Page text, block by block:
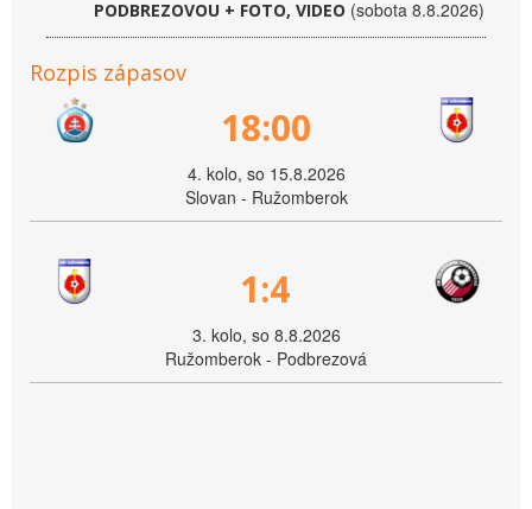
PODBREZOVOU + FOTO, VIDEO (sobota 8.8.2026)
Rozpis zápasov
18:00
4. kolo, so 15.8.2026
Slovan - Ružomberok
1:4
3. kolo, so 8.8.2026
Ružomberok - Podbrezová